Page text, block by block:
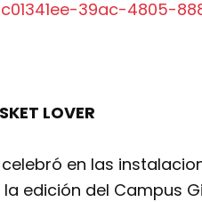
LOVER
en las
edición del Campus